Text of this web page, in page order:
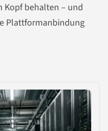
Kopf behalten – und
Plattformanbindung